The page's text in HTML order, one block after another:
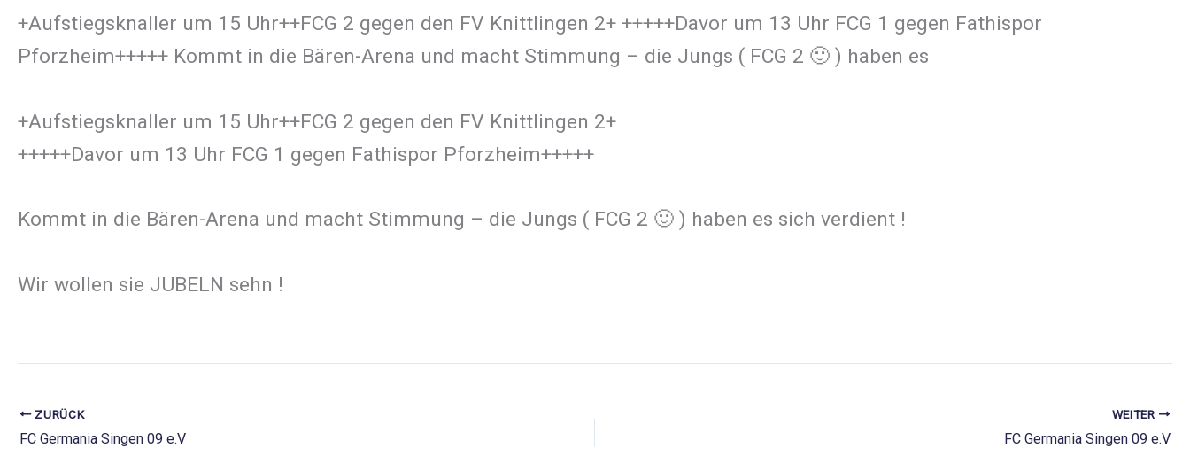
+Aufstiegsknaller um 15 Uhr++FCG 2 gegen den FV Knittlingen 2+ +++++Davor um 13 Uhr FCG 1 gegen Fathispor
Pforzheim+++++ Kommt in die Bären-Arena und macht Stimmung – die Jungs ( FCG 2 🙂 ) haben es
+Aufstiegsknaller um 15 Uhr++FCG 2 gegen den FV Knittlingen 2+
+++++Davor um 13 Uhr FCG 1 gegen Fathispor Pforzheim+++++
Kommt in die Bären-Arena und macht Stimmung – die Jungs ( FCG 2 🙂 ) haben es sich verdient !
Wir wollen sie JUBELN sehn !
ZURÜCK
FC Germania Singen 09 e.V
WEITER
FC Germania Singen 09 e.V